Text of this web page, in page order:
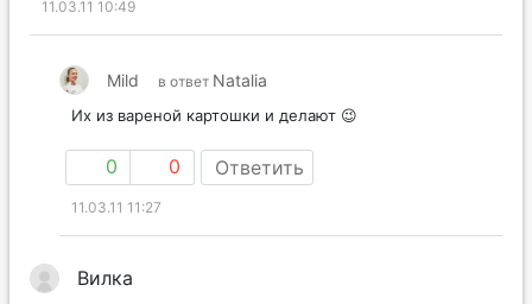
11.03.11 10:49
Mild в ответ Natalia
Их из вареной картошки и делают 😉
0 0 Ответить
11.03.11 11:27
Вилка